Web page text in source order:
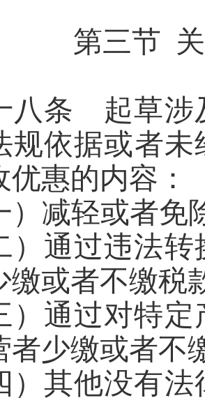
第三节
八条 起草涉
规依据或者
优惠的内容：
）减轻或者
）通过违法
缴或者不缴税
）通过对特
者少缴或者不
）其他没有